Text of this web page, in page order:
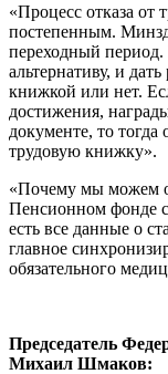
«Процесс отказа
постепенным.
переходный период.
альтернативу, и
книжкой или нет.
достижения,
документе, то тогда
трудовую книжку».
«Почему мы можем
Пенсионном фонде
есть все данные о
главное
обязательного
Председатель
Михаил Шмаков: